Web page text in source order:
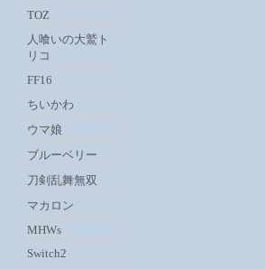
TOZ
人喰いの大鷲ト
リコ
FF16
ちいかわ
ウマ娘
ブルーベリー
刀剣乱舞無双
マカロン
MHWs
Switch2